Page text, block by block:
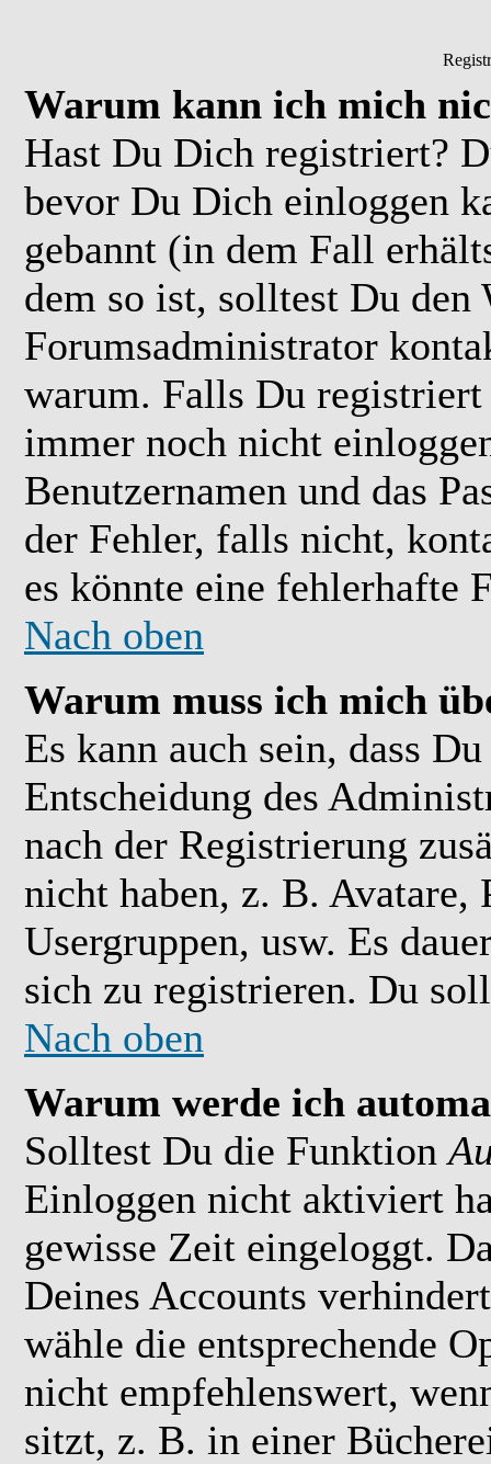
Warum kann ich mich
Hast Du Dich registriert?
bevor Du Dich einloggen
gebannt (in dem Fall
dem so ist, solltest Du den
Forumsadministrator
warum. Falls Du
immer noch nicht
Benutzernamen und das
der Fehler, falls nicht,
es könnte eine fehlerhafte
Nach oben
Warum muss ich mich
Es kann auch sein, dass
Entscheidung des
nach der Registrierung
nicht haben, z. B.
Usergruppen, usw. Es
sich zu registrieren. Du
Nach oben
Warum werde ich
Solltest Du die Funktion
Einloggen nicht aktiviert
gewisse Zeit eingeloggt.
Deines Accounts
wähle die entsprechende
nicht empfehlenswert,
sitzt, z. B. in einer